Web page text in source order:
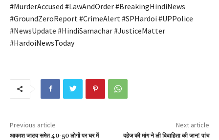
#MurderAccused #LawAndOrder #BreakingHindiNews
#GroundZeroReport #CrimeAlert #SPHardoi #UPPolice
#NewsUpdate #HindiSamachar #JusticeMatter
#HardoiNewsToday
Previous article
आकाश जाटव समेत 40-50 लोगों पर घर में
Next article
दहेज की मांग ने ली विवाहिता की जान! पांच